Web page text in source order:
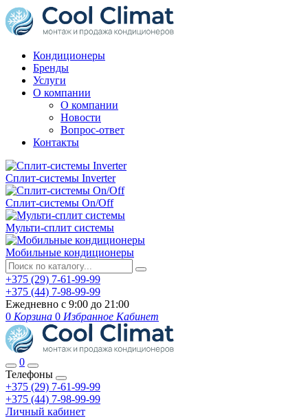
Кондиционеры
Бренды
Услуги
О компании
О компании
Новости
Вопрос-ответ
Контакты
Сплит-системы Inverter
Сплит-системы On/Off
Мульти-сплит системы
Мобильные кондиционеры
+375 (29) 7-61-99-99
+375 (44) 7-98-99-99
Ежедневно с 9:00 до 21:00
0 Корзина 0 Избранное Кабинет
0
Телефоны
+375 (29) 7-61-99-99
+375 (44) 7-98-99-99
Личный кабинет